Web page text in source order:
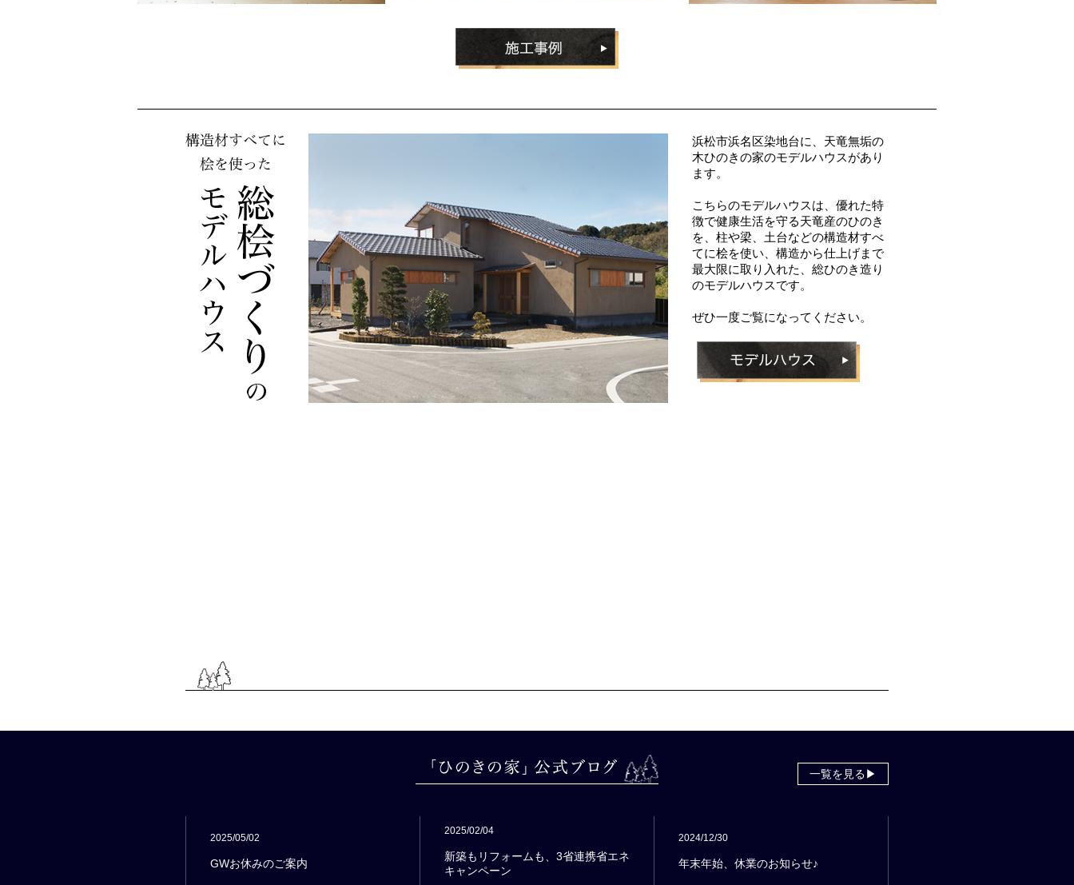
浜松市浜名区染地台に、天竜無垢の
木ひのきの家のモデルハウスがあり
ます。
こちらのモデルハウスは、優れた特
徴で健康生活を守る天竜産のひのき
を、柱や梁、土台などの構造材すべ
てに桧を使い、構造から仕上げまで
最大限に取り入れた、総ひのき造り
のモデルハウスです。
ぜひ一度ご覧になってください。
2025/05/02
GWお休みのご案内
2025/02/04
新築もリフォームも、3省連携省エネ
キャンペーン
2024/12/30
年末年始、休業のお知らせ♪
一覧を見る▶